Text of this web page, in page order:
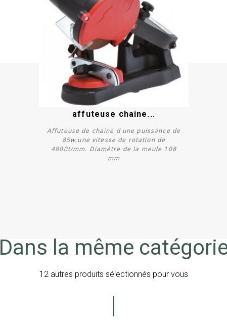
affuteuse chaine...
Affuteuse de chaine d une puissance de
85w,une vitesse de rotation de
4800t/mm. Diamètre de la meule 108
mm
Dans la même
12 autres produits sélectionnés pour vous